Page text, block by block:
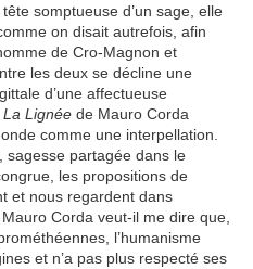
somptueuse d’un sage, elle
on disait autrefois, afin
de Cro-Magnon et
les deux se décline une
d’une affectueuse
La Lignée de Mauro Corda
comme une interpellation.
sagesse partagée dans le
les propositions de
et nous regardent dans
Corda veut-il me dire que,
l’humanisme
et n’a pas plus respecté ses